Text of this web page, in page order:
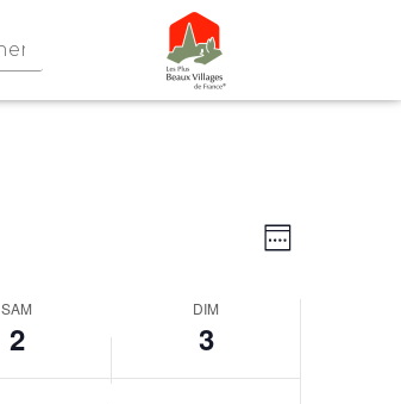
Navigation
par
de
Week
SAM
2
DIM
3